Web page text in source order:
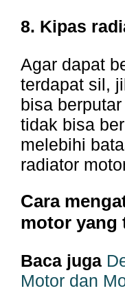
8. Kipas
Agar dapat
terdapat sil,
bisa
tidak bisa
melebihi
radiator
Cara
motor yang
Baca juga
Motor dan